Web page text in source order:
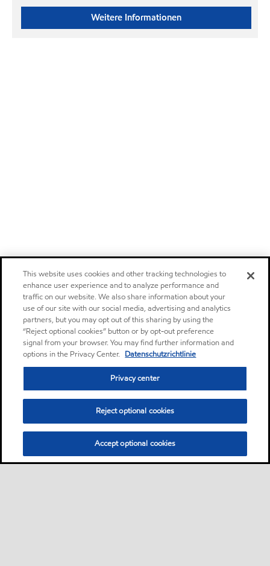
Weitere Informationen
This website uses cookies and other tracking technologies to
enhance user experience and to analyze performance and
traffic on our website. We also share information about your
use of our site with our social media, advertising and analytics
partners, but you may opt out of this sharing by using the
“Reject optional cookies” button or by opt-out preference
signal from your browser. You may find further information and
options in the Privacy Center. Datenschutzrichtlinie
Privacy center
Reject optional cookies
Accept optional cookies